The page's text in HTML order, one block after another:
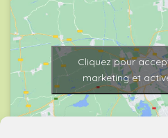
Cliquez pour
marketing et